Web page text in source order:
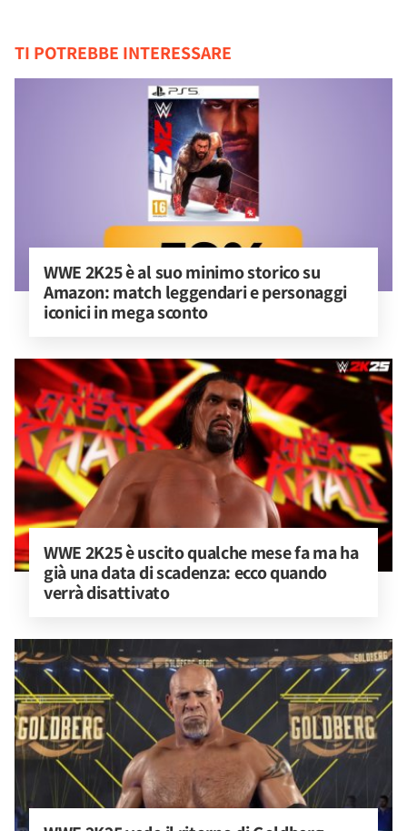
TI POTREBBE INTERESSARE
WWE 2K25 è al suo minimo storico su
Amazon: match leggendari e personaggi
iconici in mega sconto
WWE 2K25 è uscito qualche mese fa ma ha
già una data di scadenza: ecco quando
verrà disattivato